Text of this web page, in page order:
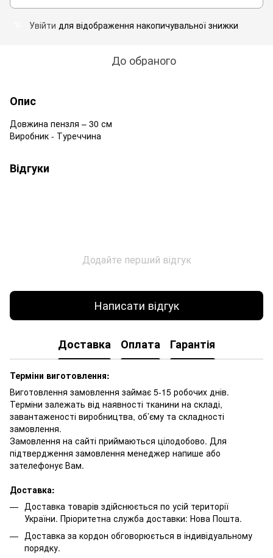
Увійти для відображення накопичувальної знижки
До обраного
Опис
Довжина пензля – 30 см
Виробник - Туреччина
Відгуки
Додайте перший відгук
Написати відгук
Доставка Оплата Гарантія
Терміни виготовлення:
Виготовлення замовлення займає 5-15 робочих днів.
Терміни залежать від наявності тканини на складі,
завантаженості виробництва, об’єму та складності
замовлення.
Замовлення на сайті приймаються цілодобово. Для
підтвердження замовлення менеджер напише або
зателефонує Вам.
Доставка:
Доставка товарів здійснюється по усій території
України. Пріоритетна служба доставки: Нова Пошта.
Доставка за кордон обговорюється в індивідуальному
порядку.